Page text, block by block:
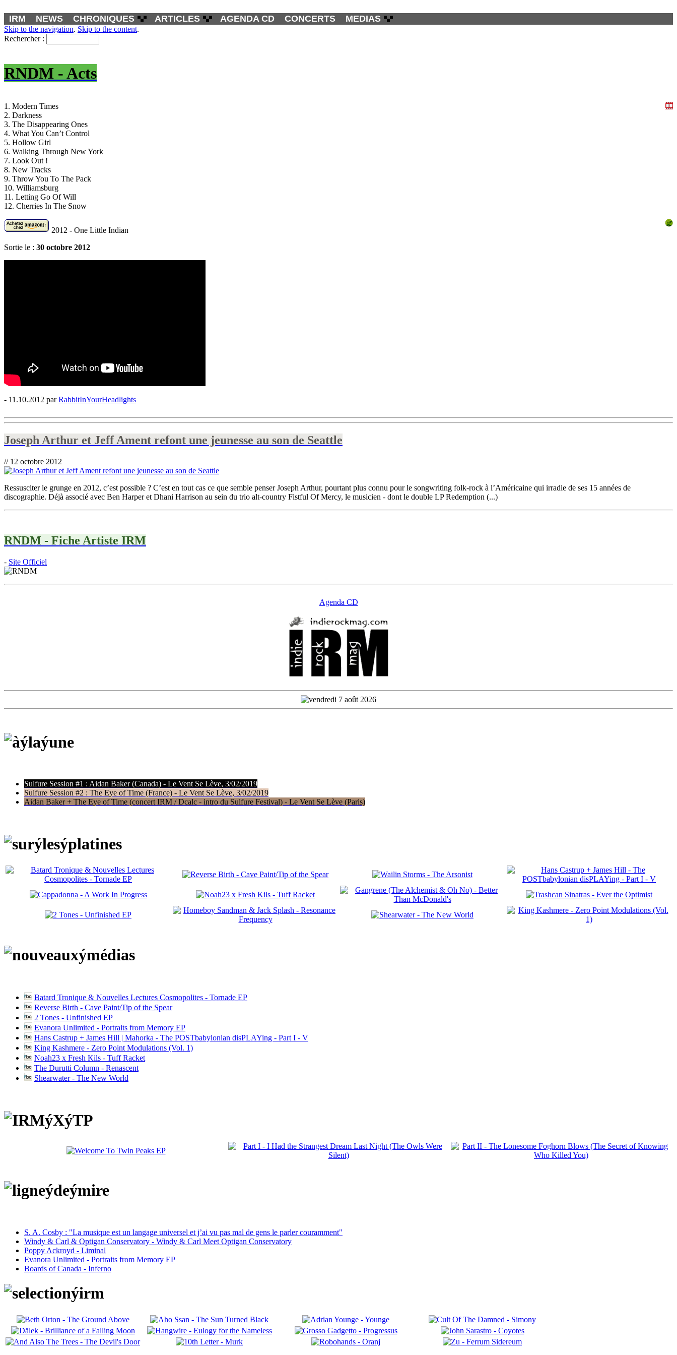
IRM NEWS CHRONIQUES ARTICLES AGENDA CD CONCERTS MEDIAS
Skip to the navigation. Skip to the content.
Rechercher :
RNDM - Acts
1. Modern Times
2. Darkness
3. The Disappearing Ones
4. What You Can’t Control
5. Hollow Girl
6. Walking Through New York
7. Look Out !
8. New Tracks
9. Throw You To The Pack
10. Williamsburg
11. Letting Go Of Will
12. Cherries In The Snow
2012 - One Little Indian
Sortie le : 30 octobre 2012
- 11.10.2012 parRabbitInYourHeadlights
Joseph Arthur et Jeff Ament refont une jeunesse au son de Seattle
// 12 octobre 2012
Ressusciter le grunge en 2012, c’est possible ? C’est en tout cas ce que semble penser Joseph Arthur, pourtant plus connu pour le songwriting folk-rock à l’Américaine qui irradie de ses 15 années de
discographie. Déjà associé avec Ben Harper et Dhani Harrison au sein du trio alt-country Fistful Of Mercy, le musicien - dont le double LP Redemption (...)
RNDM - Fiche Artiste IRM
- Site Officiel
Agenda CD
Sulfure Session #1 : Aidan Baker (Canada) - Le Vent Se Lève, 3/02/2019
Sulfure Session #2 : The Eye of Time (France) - Le Vent Se Lève, 3/02/2019
Aidan Baker + The Eye of Time (concert IRM / Dcalc - intro du Sulfure Festival) - Le Vent Se Lève (Paris)
Batard Tronique & Nouvelles Lectures Cosmopolites - Tornade EP
Reverse Birth - Cave Paint/Tip of the Spear
2 Tones - Unfinished EP
Evanora Unlimited - Portraits from Memory EP
Hans Castrup + James Hill | Mahorka - The POSTbabylonian disPLAYing - Part I - V
King Kashmere - Zero Point Modulations (Vol. 1)
Noah23 x Fresh Kils - Tuff Racket
The Durutti Column - Renascent
Shearwater - The New World
S. A. Cosby : "La musique est un langage universel et j’ai vu pas mal de gens le parler couramment"
Windy & Carl & Optigan Conservatory - Windy & Carl Meet Optigan Conservatory
Poppy Ackroyd - Liminal
Evanora Unlimited - Portraits from Memory EP
Boards of Canada - Inferno